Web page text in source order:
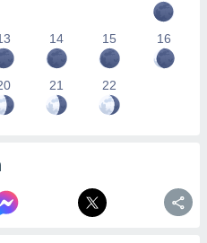
14 15 16
21 22